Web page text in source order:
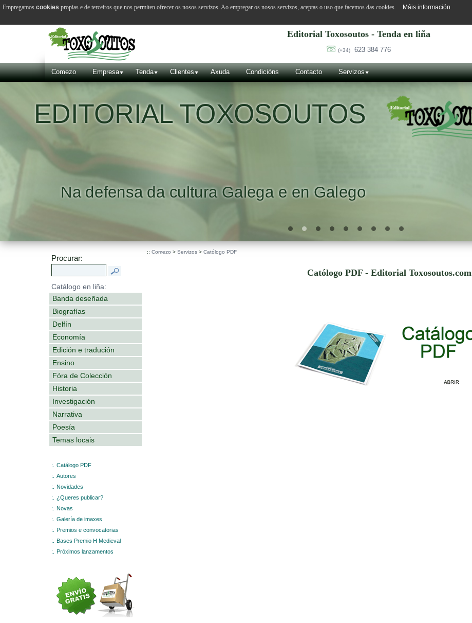
Editorial Toxosoutos - Tenda en liña
(+34) 623 384 776
Comezo Empresa Tenda Clientes Axuda Condicións Contacto Servizos
EDITORIAL TOXOSOUTOS
Na defensa da cultura Galega e en Galego
Procurar:
Catálogo en liña:
Banda deseñada
Biografías
Delfín
Economía
Edición e tradución
Ensino
Fóra de Colección
Historia
Investigación
Narrativa
Poesía
Temas locais
:.
Catálogo PDF
:.
Autores
:.
Novidades
:.
¿Queres publicar?
:.
Novas
:.
Galería de imaxes
:.
Premios e convocatorias
:.
Bases Premio H Medieval
:.
Próximos lanzamentos
:: Comezo > Servizos > Católogo PDF
Católogo PDF - Editorial Toxosoutos.com
Empregamos cookies propias e de terceiros que nos permiten ofrecer os nosos servizos. Ao empregar os nosos servizos, aceptas o uso que facemos das cookies. Máis información